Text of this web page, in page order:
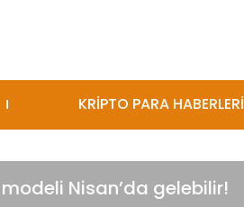
KRİPTO PARA HABERLERİ
Nisan’da gelebilir!